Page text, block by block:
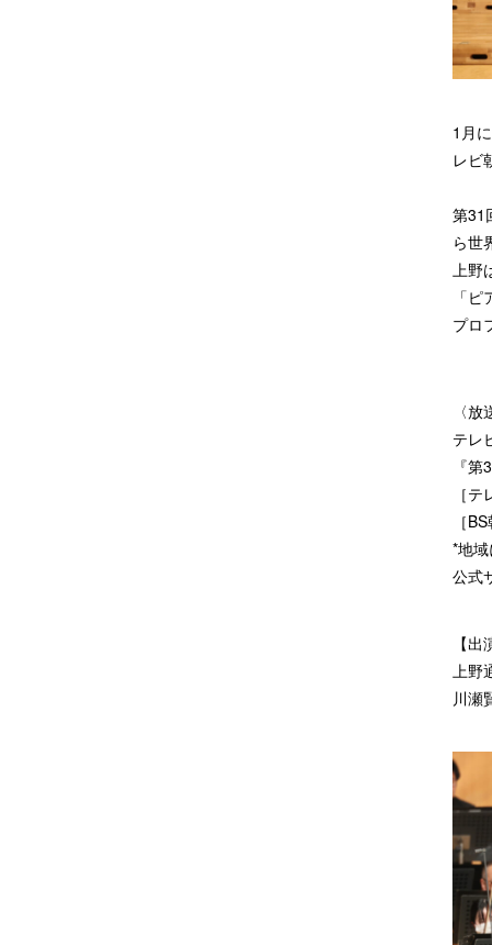
1月
レビ
第31
ら世
上
「
プロ
〈
テレ
『
［
［
*地
公式
【出
上野
川瀬